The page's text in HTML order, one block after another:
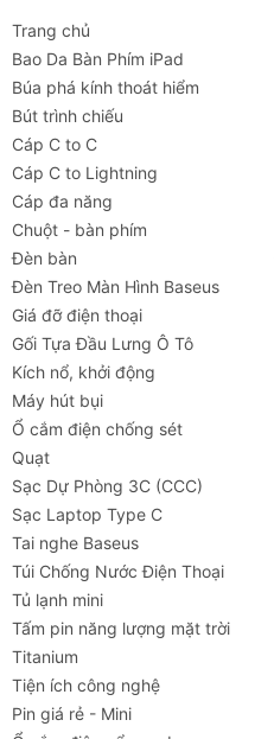
Trang chủ
Bao Da Bàn Phím iPad
Búa phá kính thoát hiểm
Bút trình chiếu
Cáp C to C
Cáp C to Lightning
Cáp đa năng
Chuột - bàn phím
Đèn bàn
Đèn Treo Màn Hình Baseus
Giá đỡ điện thoại
Gối Tựa Đầu Lưng Ô Tô
Kích nổ, khởi động
Máy hút bụi
Ổ cắm điện chống sét
Quạt
Sạc Dự Phòng 3C (CCC)
Sạc Laptop Type C
Tai nghe Baseus
Túi Chống Nước Điện Thoại
Tủ lạnh mini
Tấm pin năng lượng mặt trời
Titanium
Tiện ích công nghệ
Pin giá rẻ - Mini